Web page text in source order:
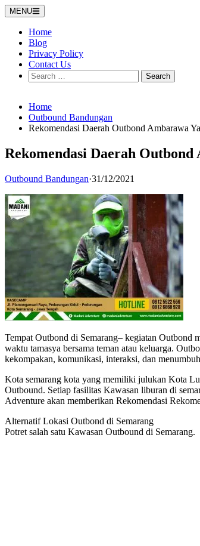
Skip
to
content
MENU
Home
Blog
Privacy Policy
Contact Us
Search
for:
Home
Outbound Bandungan
Rekomendasi Daerah Outbond Ambarawa
Rekomendasi Daerah
Outbound Bandungan·31/12/2021
Tempat Outbond di Semarang– kegiatan Outbond
waktu tamasya bersama teman atau keluarga.
kekompakan, komunikasi, interaksi, dan
Kota semarang kota yang memiliki julukan Kota
Outbound. Setiap fasilitas Kawasan liburan di
Adventure akan memberikan Rekomendasi
Alternatif Lokasi Outbond di Semarang
Potret salah satu Kawasan Outbound di Semarang.